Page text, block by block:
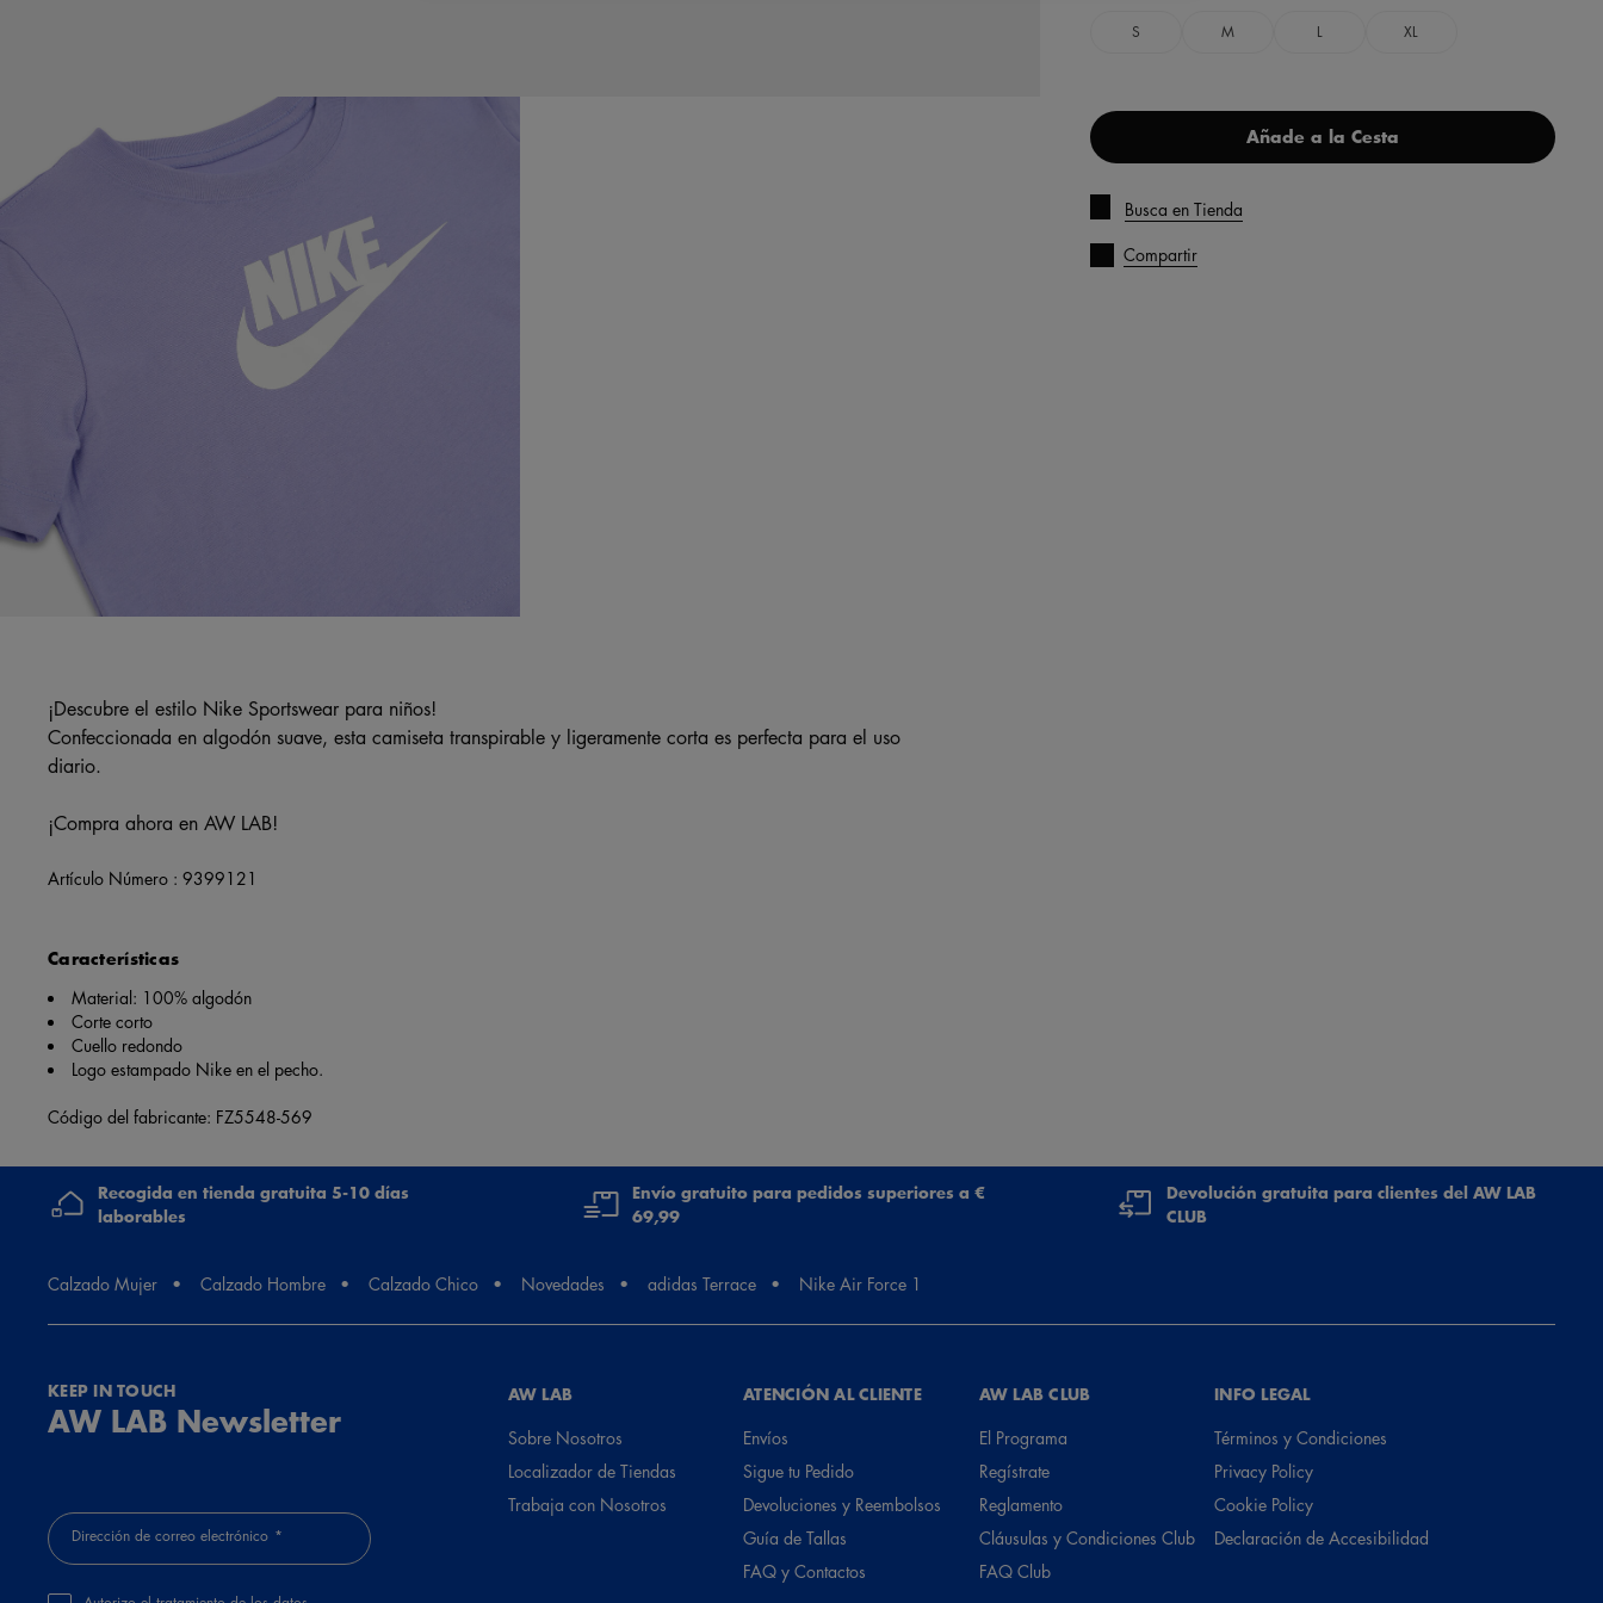
¡Descubre el estilo Nike Sportswear para niños!
Confeccionada en algodón suave, esta camiseta transpirable y ligeramente corta es perfecta para el uso
diario.
¡Compra ahora en AW LAB!
Artículo Número : 9399121
Características
Material: 100% algodón
Corte corto
Cuello redondo
Logo estampado Nike en el pecho.
Código del fabricante: FZ5548-569
S M L XL
Añade a la Cesta
Busca en Tienda
Compartir
Recogida en tienda gratuita 5-10 días
laborables
Envío gratuito para pedidos superiores a €
69,99
Devolución gratuita para clientes del AW LAB
CLUB
Calzado Mujer Calzado Hombre Calzado Chico Novedades adidas Terrace Nike Air Force 1
KEEP IN TOUCH
AW LAB Newsletter
Dirección de correo electrónico
AW LAB
Sobre Nosotros
Localizador de Tiendas
Trabaja con Nosotros
ATENCIÓN AL CLIENTE
Envíos
Sigue tu Pedido
Devoluciones y Reembolsos
Guía de Tallas
FAQ y Contactos
AW LAB CLUB
El Programa
Regístrate
Reglamento
Cláusulas y Condiciones Club
FAQ Club
INFO LEGAL
Términos y Condiciones
Privacy Policy
Cookie Policy
Declaración de Accesibilidad